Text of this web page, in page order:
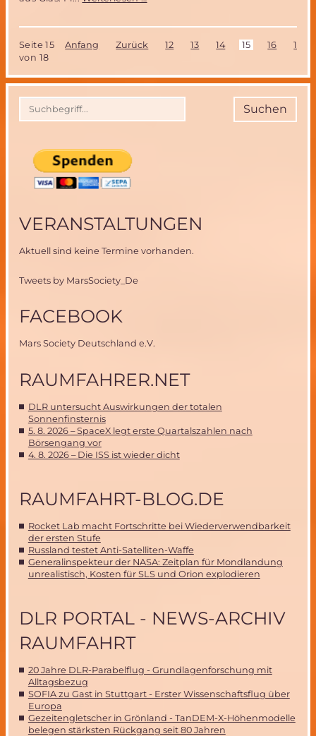
der
Stuttgart
bereit
zur
in
Seite 15
von 18
Anfang Zurück 12 13 14 15 16 17
Suchen
VERANSTALTUNGEN
Aktuell sind keine Termine vorhanden.
Tweets by MarsSociety_De
FACEBOOK
Mars Society Deutschland e.V.
RAUMFAHRER.NET
DLR untersucht Auswirkungen der totalen
Sonnenfinsternis
5. 8. 2026 – SpaceX legt erste Quartalszahlen nach
Börsengang vor
4. 8. 2026 – Die ISS ist wieder dicht
RAUMFAHRT-BLOG.DE
Rocket Lab macht Fortschritte bei Wiederverwendbarkeit
der ersten Stufe
Russland testet Anti-Satelliten-Waffe
Generalinspekteur der NASA: Zeitplan für Mondlandung
unrealistisch, Kosten für SLS und Orion explodieren
DLR PORTAL - NEWS-ARCHIV
RAUMFAHRT
20 Jahre DLR-Parabelflug - Grundlagenforschung mit
Alltagsbezug
SOFIA zu Gast in Stuttgart - Erster Wissenschaftsflug über
Europa
Gezeitengletscher in Grönland - TanDEM-X-Höhenmodelle
belegen stärksten Rückgang seit 80 Jahren